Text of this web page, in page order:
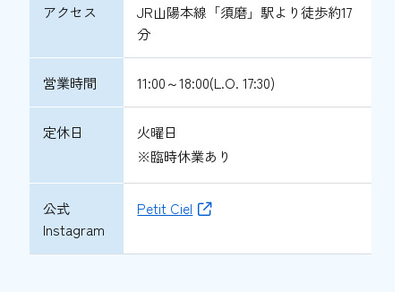
アクセス
JR山陽本線「須磨」駅より徒歩約17
分
営業時間 11:00～18:00(L.O. 17:30)
定休日
火曜日
※臨時休業あり
公式
Instagram
Petit Ciel